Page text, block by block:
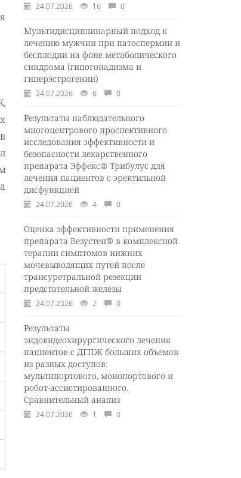
24.07.2026 16 0
Мультидисциплинарный подход к
лечению мужчин при патоспермии и
бесплодии на фоне метаболического
синдрома (гипогонадизма и
гиперэстрогении)
24.07.2026 6 0
Результаты наблюдательного
многоцентрового проспективного
исследования эффективности и
безопасности лекарственного
препарата Эффекс® Трибулус для
лечения пациентов с эректильной
дисфункцией
24.07.2026 4 0
Оценка эффективности применения
препарата Везустен® в комплексной
терапии симптомов нижних
мочевыводящих путей после
трансуретральной резекции
предстательной железы
24.07.2026 2 0
Результаты
эндовидеохирургического лечения
пациентов с ДГПЖ больших объемов
из разных доступов:
мультипортового, монопортового и
робот-ассистированного.
Сравнительный анализ
24.07.2026 1 0